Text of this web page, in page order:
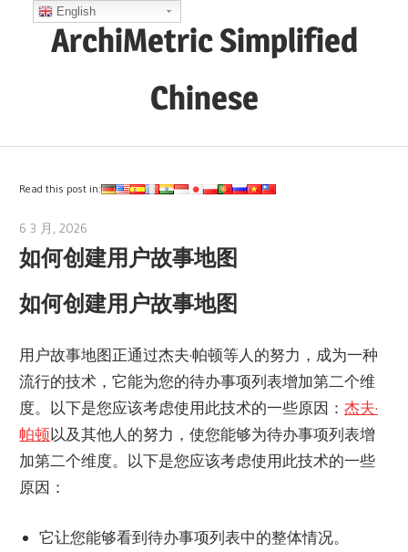
ArchiMetric Simplified
Chinese
Ops,
Agile
and
More
Read this post in:
6 3 月, 2026
如何创建用户故事地图
如何创建用户故事地图
用户故事地图正通过杰夫·帕顿等人的努力，成为一种
流行的技术，它能为您的待办事项列表增加第二个维
度。以下是您应该考虑使用此技术的一些原因：杰夫·
帕顿以及其他人的努力，使您能够为待办事项列表增
加第二个维度。以下是您应该考虑使用此技术的一些
原因：
它让您能够看到待办事项列表中的整体情况。
English